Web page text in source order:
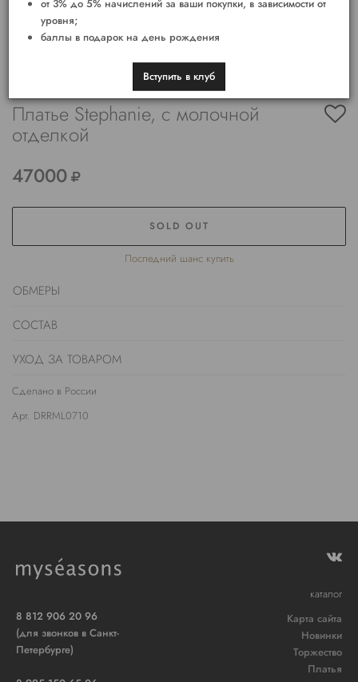
Платье Stephanie, c молочной
отделкой
47000
SOLD OUT
Последний шанс купить
ОБМЕРЫ
СОСТАВ
УХОД ЗА ТОВАРОМ
Сделано в России
Арт. DRRML0710
8 812 906 20 96
(для звонков в Санкт-
Петербурге)
каталог
Карта сайта
Новинки
Торжество
Платья
от 3% до 5% начислений за ваши покупки, в зависимости от
уровня;
баллы в подарок на день рождения
Вступить в клуб